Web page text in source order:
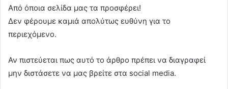
Από όποια σελίδα μας τα προσφέρει!
Δεν φέρουμε καμιά απολύτως ευθύνη για το
περιεχόμενο.
Αν πιστεύεται πως αυτό το άρθρο πρέπει να διαγραφεί
μην διστάσετε να μας βρείτε στα social media.